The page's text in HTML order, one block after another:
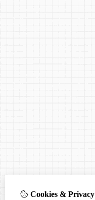
Cookies & Privacy